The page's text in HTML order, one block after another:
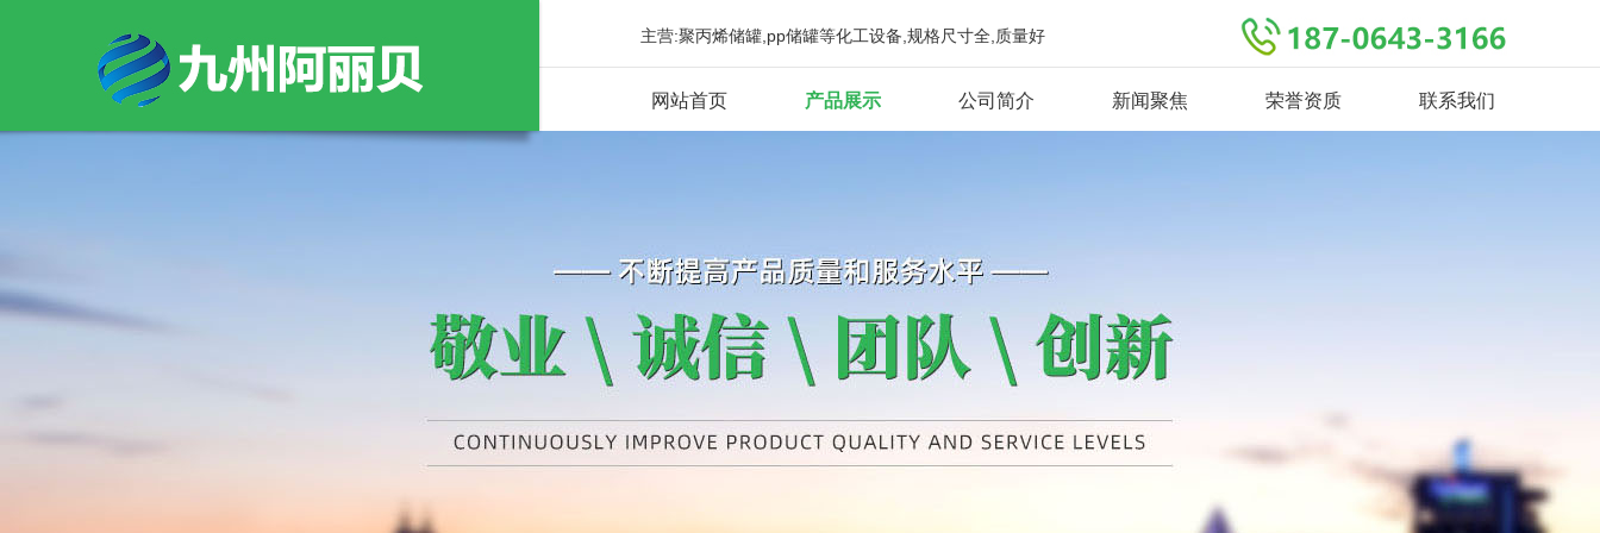
主营:聚丙烯储罐,pp储罐等化工设备,规格尺寸全,质量好
网站首页 产品展示 公司简介 新闻聚焦 荣誉资质 联系我们